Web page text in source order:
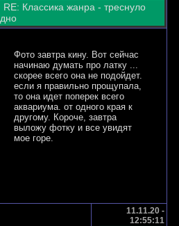
RE: Классика жанра - треснуло
дно
Фото завтра кину. Вот сейчас
начинаю думать про латку ...
скорее всего она не подойдет.
если я правильно прощупала,
то она идет поперек всего
аквариума. от одного края к
другому. Короче, завтра
выложу фотку и все увидят
мое горе.
11.11.20 -
12:55:11